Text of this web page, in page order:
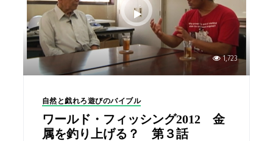
1,723
自然と戯れろ遊びのバイブル
ワールド・フィッシング2012 金
属を釣り上げる？ 第３話